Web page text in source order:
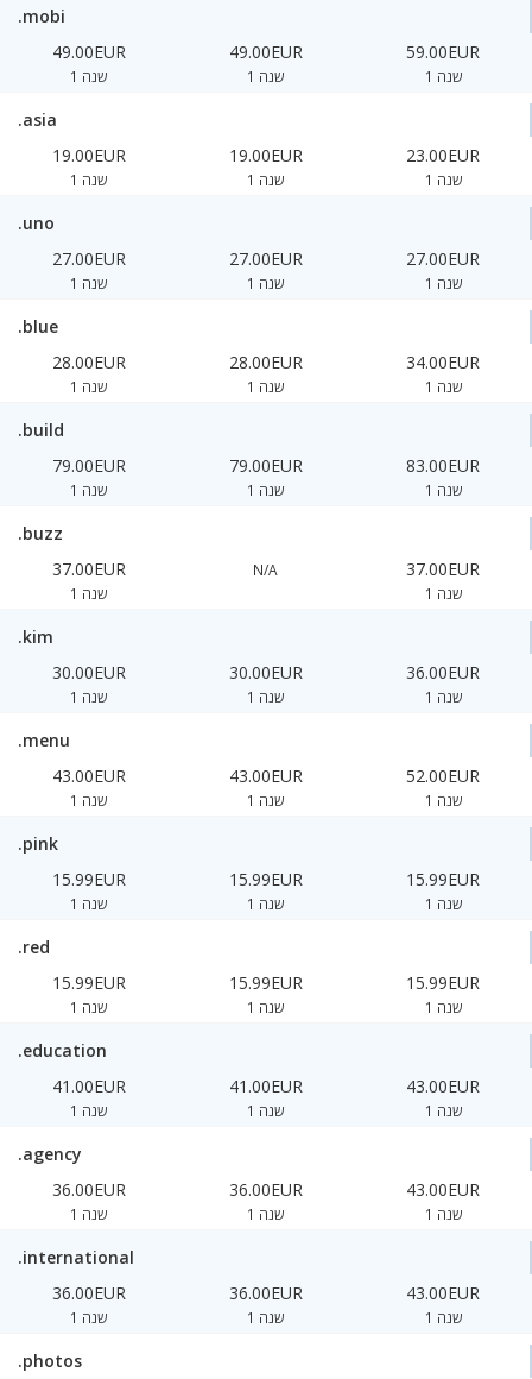
.mobi
49.00EUR
1 שנה
49.00EUR
1 שנה
59.00EUR
1 שנה
.asia
19.00EUR
1 שנה
19.00EUR
1 שנה
23.00EUR
1 שנה
.uno
27.00EUR
1 שנה
27.00EUR
1 שנה
27.00EUR
1 שנה
.blue
28.00EUR
1 שנה
28.00EUR
1 שנה
34.00EUR
1 שנה
.build
79.00EUR
1 שנה
79.00EUR
1 שנה
83.00EUR
1 שנה
.buzz
37.00EUR
1 שנה
N/A 37.00EUR
1 שנה
.kim
30.00EUR
1 שנה
30.00EUR
1 שנה
36.00EUR
1 שנה
.menu
43.00EUR
1 שנה
43.00EUR
1 שנה
52.00EUR
1 שנה
.pink
15.99EUR
1 שנה
15.99EUR
1 שנה
15.99EUR
1 שנה
.red
15.99EUR
1 שנה
15.99EUR
1 שנה
15.99EUR
1 שנה
.education
41.00EUR
1 שנה
41.00EUR
1 שנה
43.00EUR
1 שנה
.agency
36.00EUR
1 שנה
36.00EUR
1 שנה
43.00EUR
1 שנה
.international
36.00EUR
1 שנה
36.00EUR
1 שנה
43.00EUR
1 שנה
.photos